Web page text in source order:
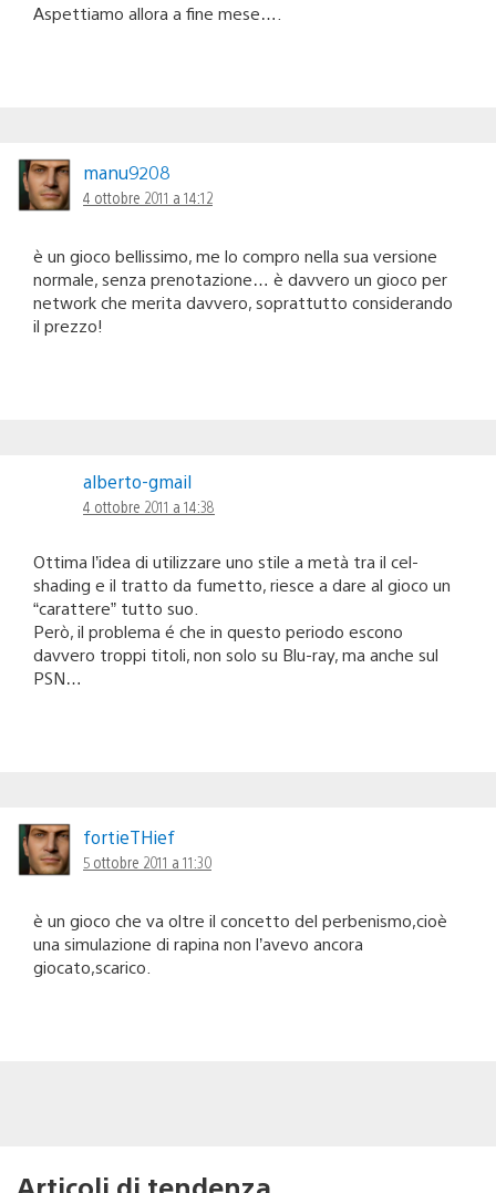
Aspettiamo allora a fine mese….
manu9208
4 ottobre 2011 a 14:12
è un gioco bellissimo, me lo compro nella sua versione
normale, senza prenotazione… è davvero un gioco per
network che merita davvero, soprattutto considerando
il prezzo!
alberto-gmail
4 ottobre 2011 a 14:38
Ottima l’idea di utilizzare uno stile a metà tra il cel-
shading e il tratto da fumetto, riesce a dare al gioco un
“carattere” tutto suo.
Però, il problema é che in questo periodo escono
davvero troppi titoli, non solo su Blu-ray, ma anche sul
PSN…
fortieTHief
5 ottobre 2011 a 11:30
è un gioco che va oltre il concetto del perbenismo,cioè
una simulazione di rapina non l’avevo ancora
giocato,scarico.